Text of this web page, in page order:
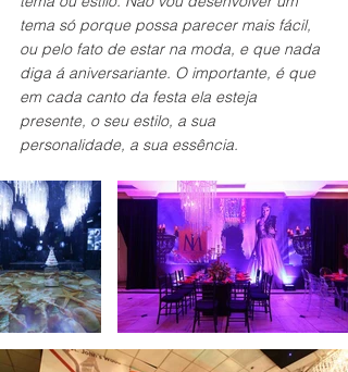
tema só porque possa parecer mais fácil,
ou pelo fato de estar na moda, e que nada
diga á aniversariante. O importante, é que
em cada canto da festa ela esteja
presente, o seu estilo, a sua
personalidade, a sua essência.